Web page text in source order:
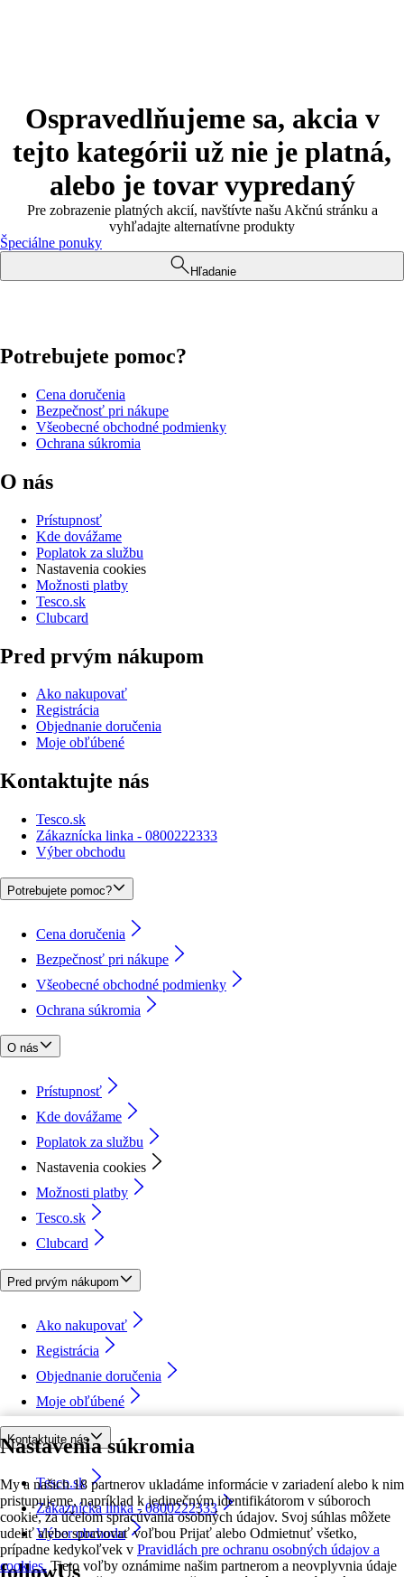
Nastavenia súkromia
My a našich 18 partnerov ukladáme informácie v zariadení alebo k nim
pristupujeme, napríklad k jedinečným identifikátorom v súboroch
cookie, za účelom spracúvania osobných údajov. Svoj súhlas môžete
udeliť alebo spravovať voľbou Prijať alebo Odmietnuť všetko,
prípadne kedykoľvek v Pravidlách pre ochranu osobných údajov a
cookies. Tieto voľby oznámime našim partnerom a neovplyvnia údaje
Ospravedlňujeme sa, akcia v
tejto kategórii už nie je platná,
alebo je tovar vypredaný
Pre zobrazenie platných akcií, navštívte našu Akčnú stránku a
vyhľadajte alternatívne produkty
Špeciálne ponuky
Hľadanie
Potrebujete pomoc?
Cena doručenia
Bezpečnosť pri nákupe
Všeobecné obchodné podmienky
Ochrana súkromia
O nás
Prístupnosť
Kde dovážame
Poplatok za službu
Nastavenia cookies
Možnosti platby
Tesco.sk
Clubcard
Pred prvým nákupom
Ako nakupovať
Registrácia
Objednanie doručenia
Moje obľúbené
Kontaktujte nás
Tesco.sk
Zákaznícka linka - 0800222333
Výber obchodu
Potrebujete pomoc?
Cena doručenia
Bezpečnosť pri nákupe
Všeobecné obchodné podmienky
Ochrana súkromia
O nás
Prístupnosť
Kde dovážame
Poplatok za službu
Nastavenia cookies
Možnosti platby
Tesco.sk
Clubcard
Pred prvým nákupom
Ako nakupovať
Registrácia
Objednanie doručenia
Moje obľúbené
Kontaktujte nás
Tesco.sk
Zákaznícka linka - 0800222333
Výber obchodu
followUs